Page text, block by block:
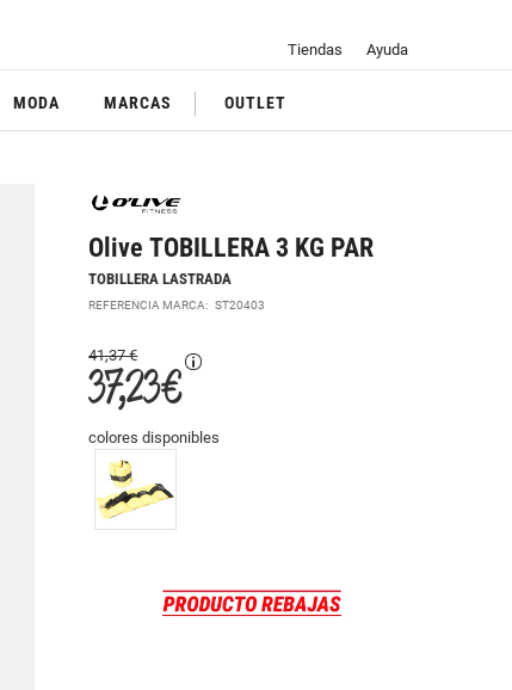
Tiendas Ayuda
MODA MARCAS OUTLET
Olive TOBILLERA 3 KG PAR
TOBILLERA LASTRADA
REFERENCIA MARCA:ST20403
41,37 €
37,23 €
colores disponibles